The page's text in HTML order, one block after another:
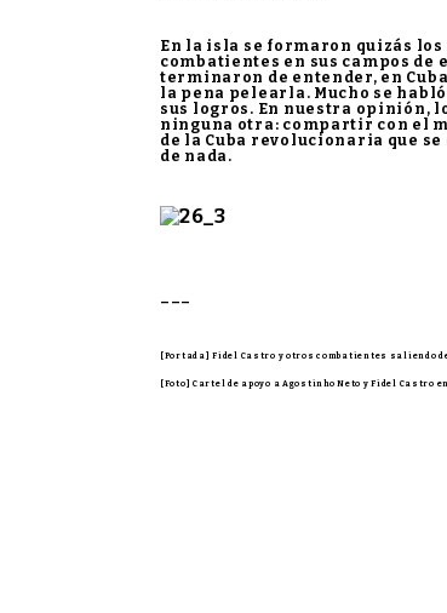
En la isla se formaron quizás
combatientes en sus campos de
terminaron de entender, en
la pena pelearla. Mucho se
sus logros. En nuestra opinión,
ninguna otra: compartir con el
de la Cuba revolucionaria que
de nada.
–––
[Portada] Fidel Castro y otros combatientes saliendo
[Foto] Cartel de apoyo a Agostinho Neto y Fidel Castro